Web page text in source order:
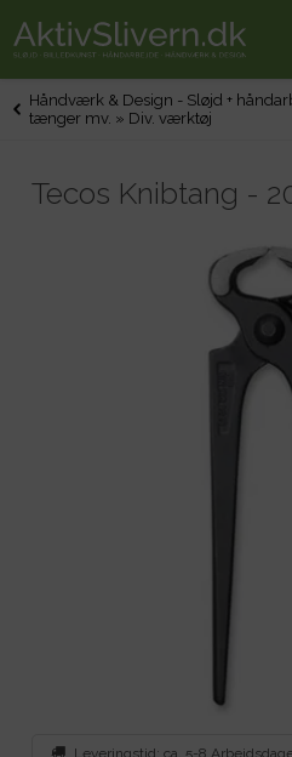
Håndværk & Design - Sløjd +
tænger mv. » Div. værktøj
Tecos Knibtang -
Leveringstid: ca. 5-8